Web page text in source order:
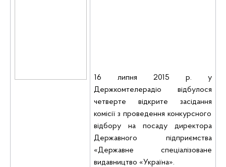
16 липня 2015 р. у
Держкомтелерадіо відбулося
четверте відкрите засідання
комісії з проведення конкурсного
відбору на посаду директора
Державного підприємства
«Державне спеціалізоване
видавництво «Україна».